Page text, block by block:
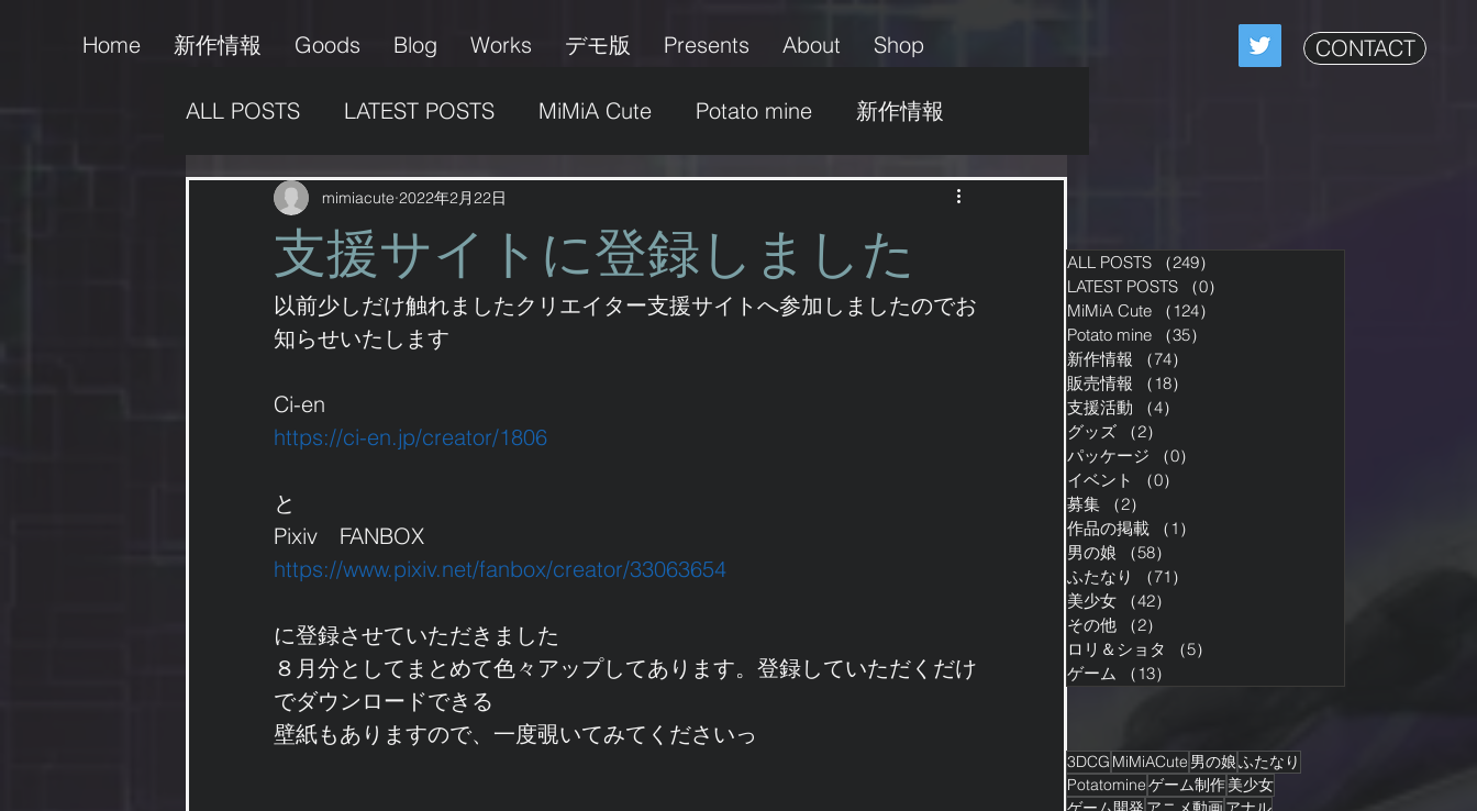
Home 新作情報 Goods Blog Works デモ版 Presents About Shop CONTACT
ALL POSTS LATEST POSTS MiMiA Cute Potato mine 新作情報
販売情報 支援活動 グッズ
作品の掲載 男の娘 ふたなり 美少女 その他 ロリ＆ショタ
支援サイトに登録しました
mimiacute 2022年2月22日
以前少しだけ触れましたクリエイター支援サイトへ参加しましたのでお
知らせいたします
Ci-en
https://ci-en.jp/creator/1806
と
Pixiv　FANBOX
https://www.pixiv.net/fanbox/creator/33063654
に登録させていただきました
８月分としてまとめて色々アップしてあります。登録していただくだけ
でダウンロードできる
壁紙もありますので、一度覗いてみてくださいっ
ALL POSTS （249）
LATEST POSTS
（0）
MiMiA Cute
（124）
Potato mine
（35）
新作情報
（74）
販売情報
（18）
支援活動
（4）
グッズ
（2）
パッケージ
（0）
イベント
（0）
募集
（2）
作品の掲載
（1）
男の娘
（58）
ふたなり
（71）
美少女
（42）
その他
（2）
ロリ＆ショタ
（5）
ゲーム
（13）
3DCG MiMiACute 男の娘ふたなり
Potatomineゲーム制作美少女